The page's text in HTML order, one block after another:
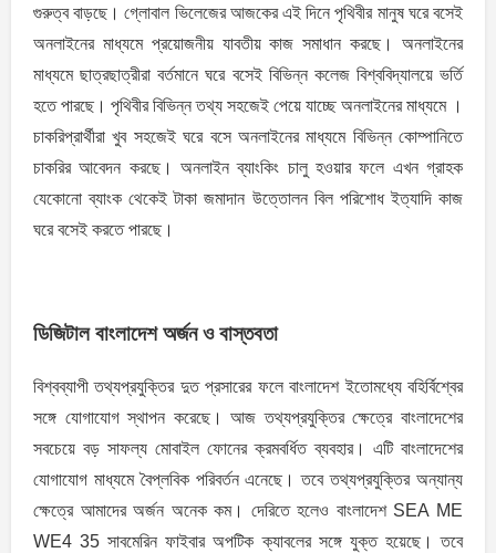
গুরুত্ব বাড়ছে। গ্লোবাল ভিলেজের আজকের এই দিনে পৃথিবীর মানুষ ঘরে বসেই
অনলাইনের মাধ্যমে প্রয়ােজনীয় যাবতীয় কাজ সমাধান করছে। অনলাইনের
মাধ্যমে ছাত্রছাত্রীরা বর্তমানে ঘরে বসেই বিভিন্ন কলেজ বিশ্ববিদ্যালয়ে ভর্তি
হতে পারছে। পৃথিবীর বিভিন্ন তথ্য সহজেই পেয়ে যাচ্ছে অনলাইনের মাধ্যমে ।
চাকরিপ্রার্থীরা খুব সহজেই ঘরে বসে অনলাইনের মাধ্যমে বিভিন্ন কোম্পানিতে
চাকরির আবেদন করছে। অনলাইন ব্যাংকিং চালু হওয়ার ফলে এখন গ্রাহক
যেকোনাে ব্যাংক থেকেই টাকা জমাদান উত্তোলন বিল পরিশােধ ইত্যাদি কাজ
ঘরে বসেই করতে পারছে।
ডিজিটাল বাংলাদেশ অর্জন ও বাস্তবতা
বিশ্বব্যাপী তথ্যপ্রযুক্তির দুত প্রসারের ফলে বাংলাদেশ ইতােমধ্যে বহির্বিশ্বের
সঙ্গে যােগাযােগ স্থাপন করেছে। আজ তথ্যপ্রযুক্তির ক্ষেত্রে বাংলাদেশের
সবচেয়ে বড় সাফল্য মােবাইল ফোনের ক্রমবর্ধিত ব্যবহার। এটি বাংলাদেশের
যােগাযােগ মাধ্যমে বৈপ্লবিক পরিবর্তন এনেছে। তবে তথ্যপ্রযুক্তির অন্যান্য
ক্ষেত্রে আমাদের অর্জন অনেক কম। দেরিতে হলেও বাংলাদেশ SEA ME
WE4 35 সাবমেরিন ফাইবার অপটিক ক্যাবলের সঙ্গে যুক্ত হয়েছে। তবে